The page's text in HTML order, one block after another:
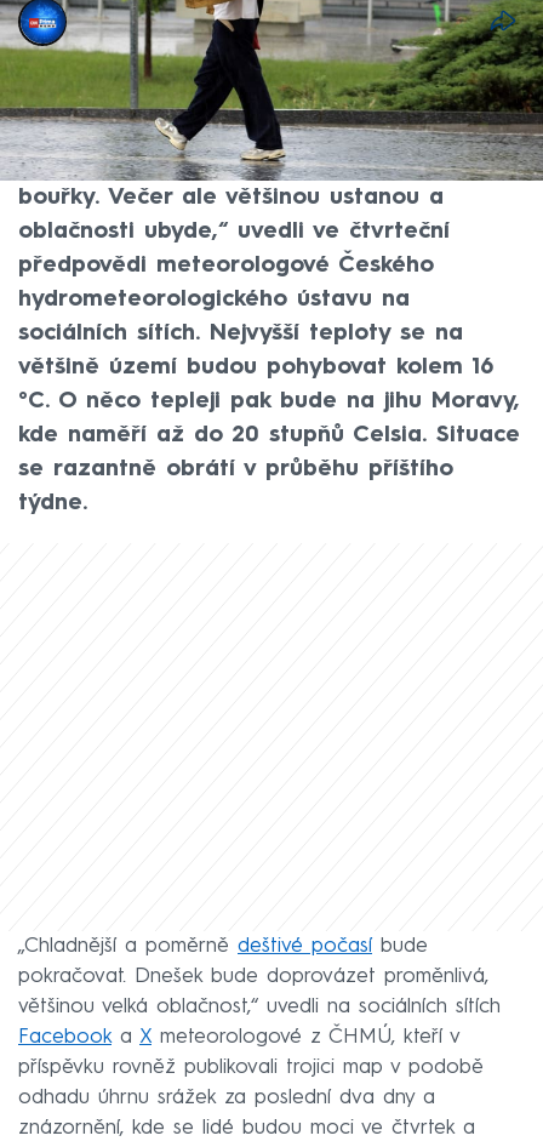
CNN Prima NEWS
11. čvn 2026, 07:52
V Česku bude nadále panovat chladné
počasí, zatažená obloha a deště. „Během
dne se vyskytnou četné přeháňky nebo i
bouřky. Večer ale většinou ustanou a
oblačnosti ubyde,“ uvedli ve čtvrteční
předpovědi meteorologové Českého
hydrometeorologického ústavu na
sociálních sítích. Nejvyšší teploty se na
většině území budou pohybovat kolem 16
°C. O něco tepleji pak bude na jihu Moravy,
kde naměří až do 20 stupňů Celsia. Situace
se razantně obrátí v průběhu příštího
týdne.
„Chladnější a poměrně deštivé počasí bude
pokračovat. Dnešek bude doprovázet proměnlivá,
většinou velká oblačnost,“ uvedli na sociálních sítích
Facebooka X meteorologové z ČHMÚ, kteří v
příspěvku rovněž publikovali trojici map v podobě
odhadu úhrnu srážek za poslední dva dny a
znázornění, kde se lidé budou moci ve čtvrtek a